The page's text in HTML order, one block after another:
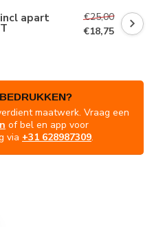
incl apart
€25,00
€18,75
maatwerk. Vraag een
of bel en app voor
via +31 628987309.